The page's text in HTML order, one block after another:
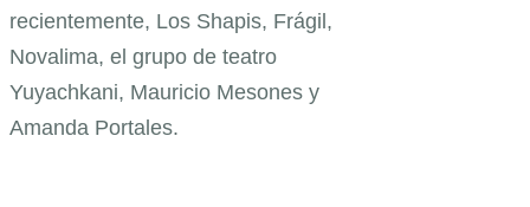
recientemente, Los Shapis, Frágil,
Novalima, el grupo de teatro
Yuyachkani, Mauricio Mesones y
Amanda Portales.